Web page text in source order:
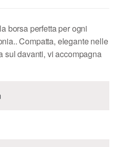
borsa perfetta per ogni
Compatta, elegante nelle
sul davanti, vi accompagna